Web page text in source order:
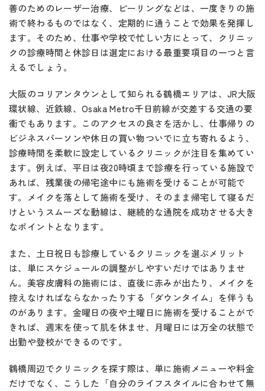
善のためのレーザー治療、ピーリングなどは、一度きりの施
術で終わるものではなく、定期的に通うことで効果を発揮し
ます。そのため、仕事や学校で忙しい方にとって、クリニッ
クの診療時間と休診日は選定における最重要項目の一つと言
えるでしょう。
大阪のコリアンタウンとして知られる鶴橋エリアは、JR大阪
環状線、近鉄線、Osaka Metro千日前線が交差する交通の要
衝でもあります。このアクセスの良さを活かし、仕事帰りの
ビジネスパーソンや休日の買い物ついでに立ち寄れるよう、
診療時間を柔軟に設定しているクリニックが注目を集めてい
ます。例えば、平日は夜20時頃まで診療を行っている施設で
あれば、残業後の帰宅途中にも施術を受けることが可能で
す。メイクを落として施術を受け、そのまま帰宅して寝るだ
けというスムーズな動線は、継続的な通院を成功させる大き
なポイントとなります。
また、土日祝日も診療しているクリニックを選ぶメリット
は、単にスケジュールの調整がしやすいだけではありませ
ん。美容皮膚科の施術には、直後に赤みが出たり、メイクを
控えなければならなかったりする「ダウンタイム」を伴うも
のがあります。金曜日の夜や土曜日に施術を受けることがで
きれば、週末を使って肌を休ませ、月曜日には万全の状態で
出勤や登校ができるのです。
鶴橋周辺でクリニックを探す際は、単に施術メニューや料金
だけでなく、こうした「自分のライフスタイルに合わせて無